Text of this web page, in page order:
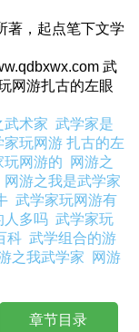
著，起点笔下文学
武
网游扎古的左眼
武术家武学家是
家玩网游 扎古的左
玩网游的
网游之
网游之我是武学家
武学家玩网游有
人多吗武学家玩
科武学组合的游
之我武学家
网游
章节目录